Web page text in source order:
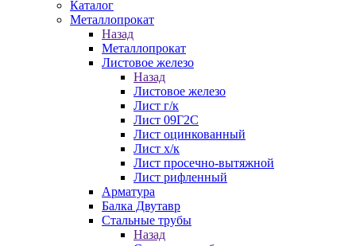
Каталог
Металлопрокат
Назад
Металлопрокат
Листовое железо
Назад
Листовое железо
Лист г/к
Лист 09Г2С
Лист оцинкованный
Лист х/к
Лист просечно-вытяжной
Лист рифленный
Арматура
Балка Двутавр
Стальные трубы
Назад